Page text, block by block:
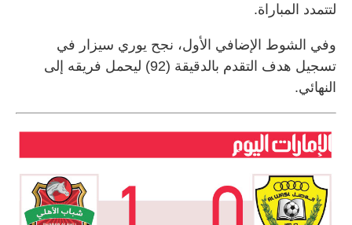
لتتمدد المباراة.
وفي الشوط الإضافي الأول، نجح يوري سيزار في
تسجيل هدف التقدم بالدقيقة (92) ليحمل فريقه إلى
النهائي.